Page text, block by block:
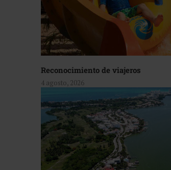
Reconocimiento de viajeros
4 agosto, 2026